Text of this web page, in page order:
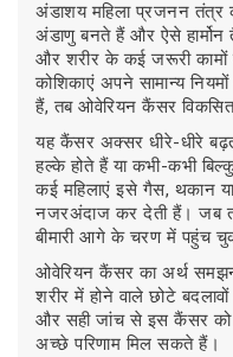
अंडाशय महिला प्रजनन तंत्र
अंडाणु बनते हैं और ऐसे हार्मोन
और शरीर के कई जरूरी कामों
कोशिकाएं अपने सामान्य
हैं, तब ओवेरियन कैंसर विकसित
यह कैंसर अक्सर धीरे-धीरे
हल्के होते हैं या कभी-कभी
कई महिलाएं इसे गैस, थकान
नजरअंदाज कर देती हैं। जब
बीमारी आगे के चरण में पहुंच
ओवेरियन कैंसर का अर्थ
शरीर में होने वाले छोटे
और सही जांच से इस कैंसर
अच्छे परिणाम मिल सकते हैं।